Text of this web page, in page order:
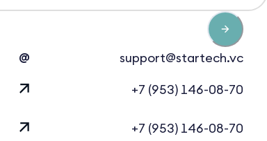
@
support@startech.vc
+7 (953) 146-08-70
+7 (953) 146-08-70